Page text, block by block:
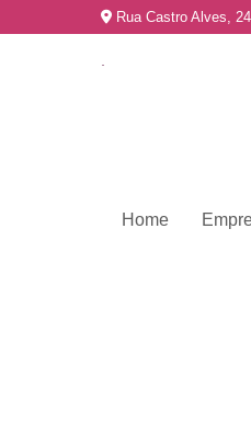
Rua Castro Alves,
Home